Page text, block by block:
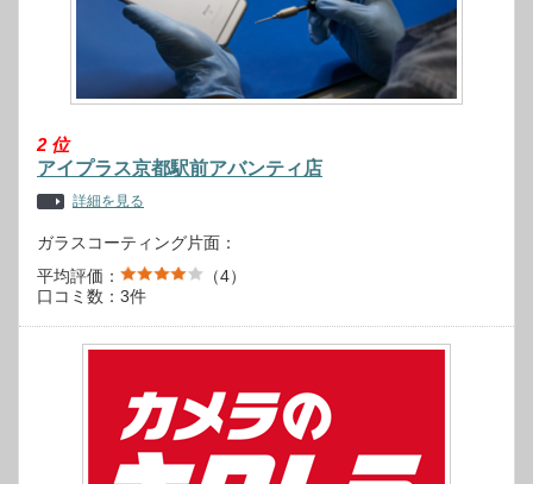
2位
アイプラス京都駅前アバンティ店
詳細を見る
ガラスコーティング片面：
平均評価：
（4）
口コミ数：3件